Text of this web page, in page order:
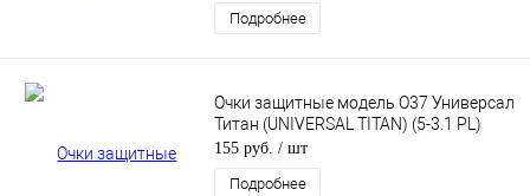
Подробнее
Очки защитные модель О37 Универсал
Титан (UNIVERSAL TITAN) (5-3.1 PL)
155 руб. / шт
Подробнее